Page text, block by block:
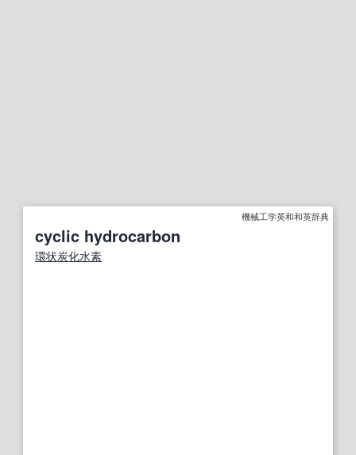
機械工学英和和英辞典
cyclic hydrocarbon
環状炭化水素